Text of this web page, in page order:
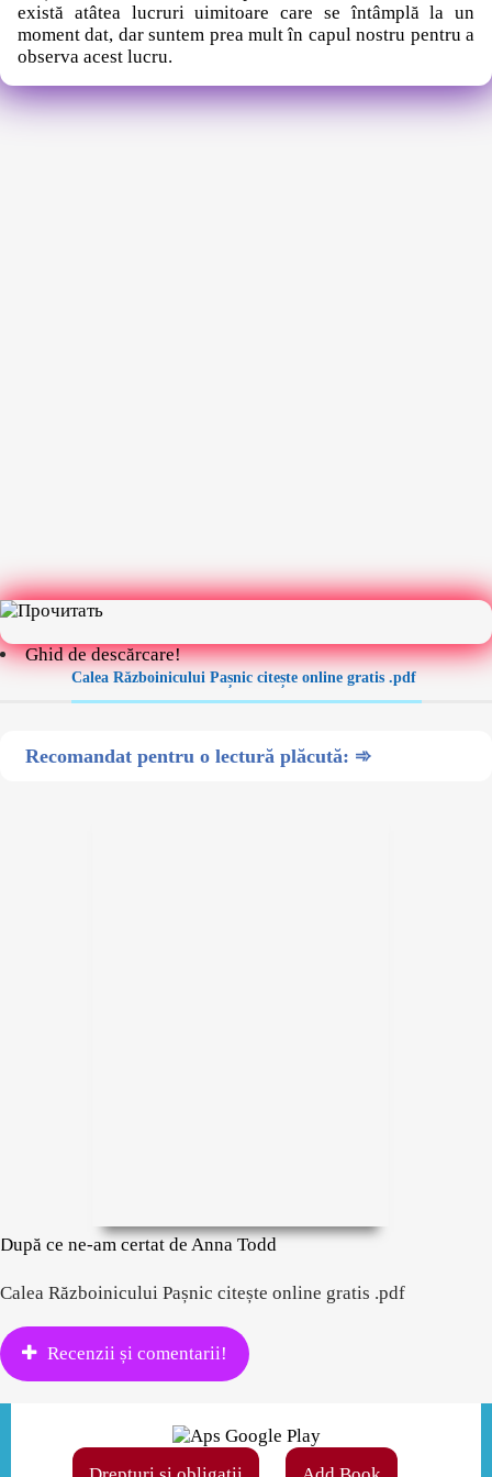
există atâtea lucruri uimitoare care se întâmplă la un
moment dat, dar suntem prea mult în capul nostru pentru a
observa acest lucru.
Ghid de descărcare!
Calea Războinicului Pașnic citește online gratis .pdf
Recomandat pentru o lectură plăcută: ➾
După ce ne-am certat de Anna Todd
Calea Războinicului Pașnic citește online gratis .pdf
Recenzii și comentarii!